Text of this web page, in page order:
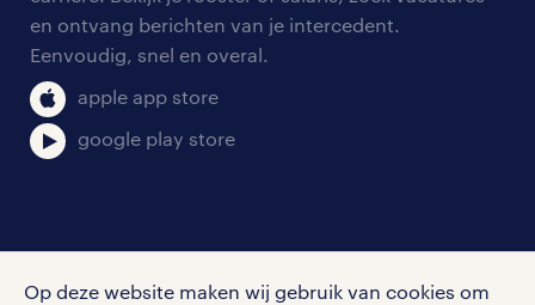
Op deze website maken wij gebruik van cookies om
aanmelden nieuwsbrief
salarischecker
bruto-netto calculator
pers
klachten en misstanden
en ontvang berichten van je intercedent.
Eenvoudig, snel en overal.
apple app store
google play store